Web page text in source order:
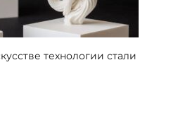
технологии стали